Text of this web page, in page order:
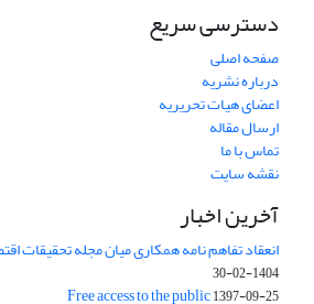
دسترسی سریع
صفحه اصلی
درباره نشریه
اعضای هیات تحریریه
ارسال مقاله
تماس با ما
نقشه سایت
آخرین اخبار
انعقاد تفاهم نامه همکاری میان مجله تحقیقات
1404-02-30
Free access to the public1397-09-25